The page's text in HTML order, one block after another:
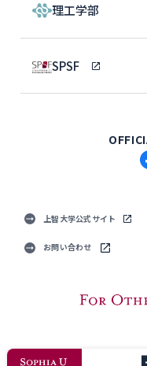
理工学部
SPSF
上智大学公式サイト
お問い合わせ